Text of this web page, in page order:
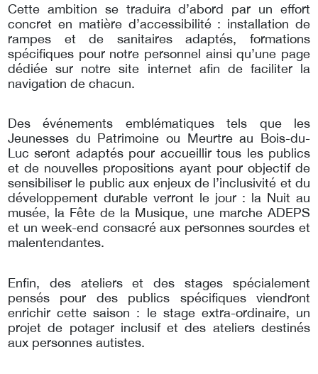
Cette ambition se traduira d’abord par un effort
concret en matière d’accessibilité : installation de
rampes et de sanitaires adaptés, formations
spécifiques pour notre personnel ainsi qu’une page
dédiée sur notre site internet afin de faciliter la
navigation de chacun.
Des événements emblématiques tels que les
Jeunesses du Patrimoine ou Meurtre au Bois-du-
Luc seront adaptés pour accueillir tous les publics
et de nouvelles propositions ayant pour objectif de
sensibiliser le public aux enjeux de l’inclusivité et du
développement durable verront le jour : la Nuit au
musée, la Fête de la Musique, une marche ADEPS
et un week-end consacré aux personnes sourdes et
malentendantes.
Enfin, des ateliers et des stages spécialement
pensés pour des publics spécifiques viendront
enrichir cette saison : le stage extra-ordinaire, un
projet de potager inclusif et des ateliers destinés
aux personnes autistes.